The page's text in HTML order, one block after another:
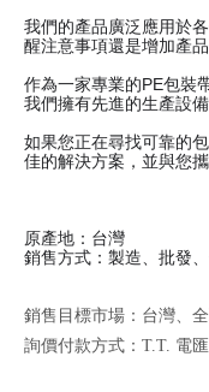
我們的產品廣泛應用於
醒注意事項還是增加產
作為一家專業的PE包裝
我們擁有先進的生產設
如果您正在尋找可靠的
佳的解決方案，並與您
原產地：台灣
銷售方式：製造、批發
銷售目標市場：台灣、
詢價付款方式：T.T. 電